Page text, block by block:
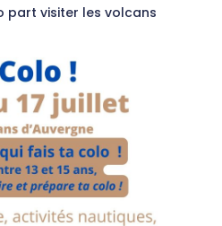
part visiter les volcans